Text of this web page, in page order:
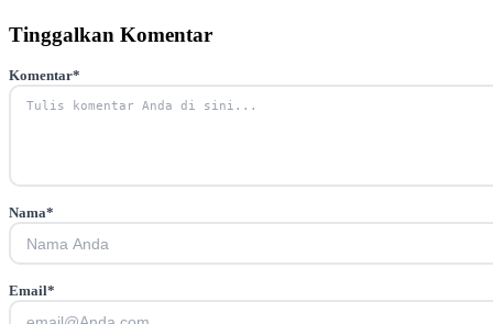
Tinggalkan Komentar
Komentar*
Nama*
Email*